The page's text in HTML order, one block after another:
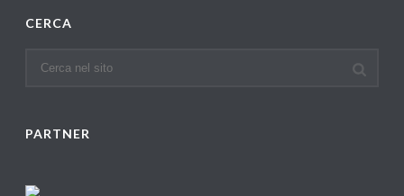
CERCA
PARTNER